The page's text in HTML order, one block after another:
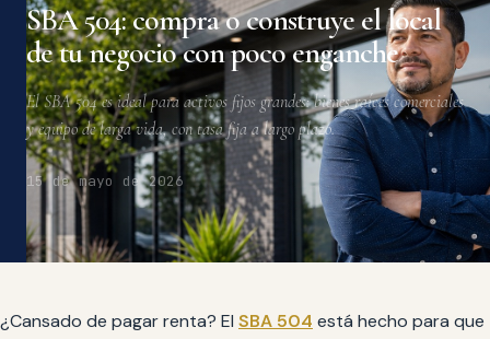
SBA 504: compra o construye el local
de tu negocio con poco enganche
El SBA 504 es ideal para activos fijos grandes: bienes raíces comerciales
y equipo de larga vida, con tasa fija a largo plazo.
15 de mayo de 2026
¿Cansado de pagar renta? El SBA 504 está hecho para que